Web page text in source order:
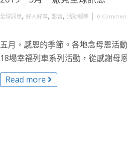
全球訊息, 好人好事, 影音, 活動報導 | 0
五月，感恩的季節。各地念母恩活
18場幸福列車系列活動，從感謝母
Read more